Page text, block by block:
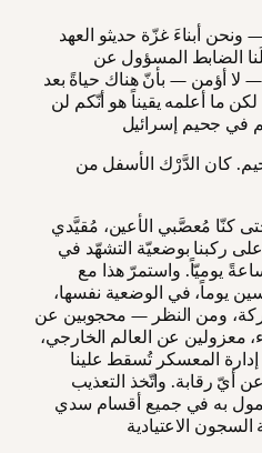
أبناءَ غزّة حديثو العهد
الضابط المسؤول عن
— لا أؤمن — بأنّ هناك حياةً بعد
ما أعلمه يقيناً هو أنّكم لن
كان الدَّرْك الأسفل من
كنّا مُعصَّبي الأعين، مُقيَّدي
ركبنا بوضعيّة التشهّد في
يوميّاً. واستمرّ هذا مع
يوماً، في الوضعية نفسها،
ومن النظر — محجوبين عن
عن العالم الخارجي،
المعسكر تُسقط علينا
أيّ رقابة. واتّخذ التعذيب
به في جميع أقسام سدي